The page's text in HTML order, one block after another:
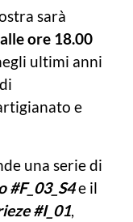
sarà
ore 18.00
ultimi anni
e
una serie di
#F_03_S4e il
#I_01,